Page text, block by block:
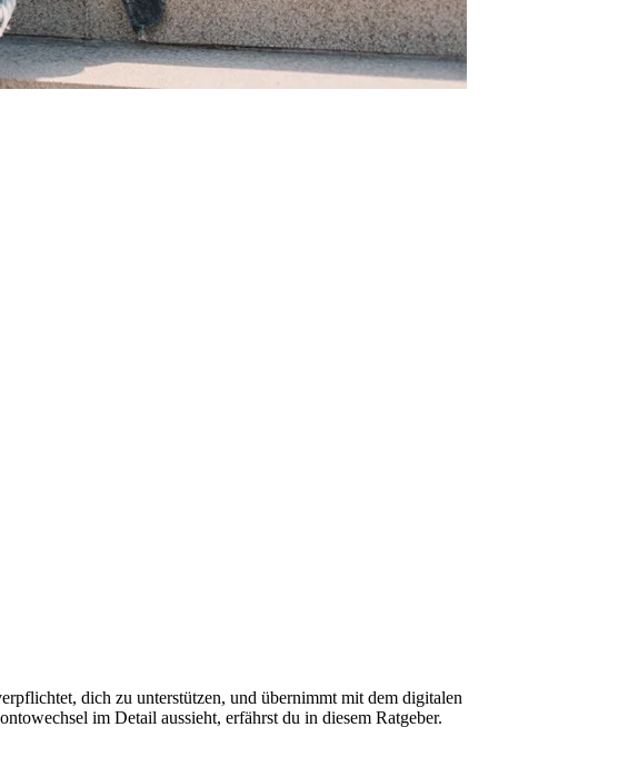
dich zu unterstützen, und übernimmt mit dem digitalen
im Detail aussieht, erfährst du in diesem Ratgeber.